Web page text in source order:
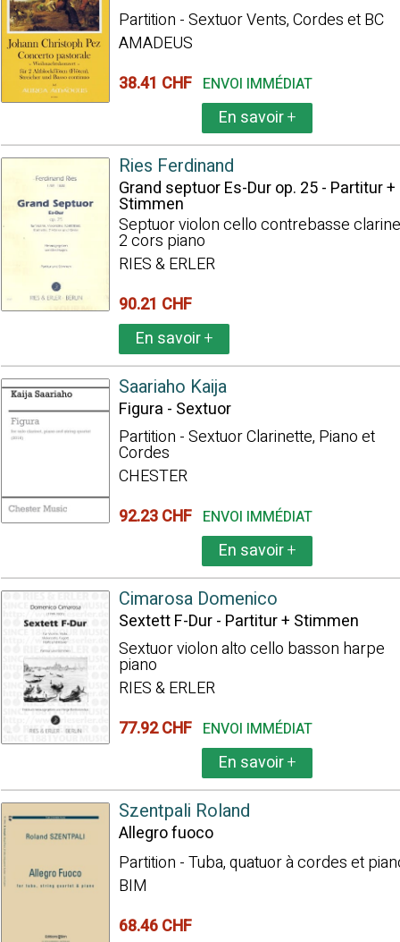
Partition - Sextuor Vents, Cordes et BC
AMADEUS
38.41 CHF ENVOI IMMÉDIAT
En savoir+
Ries Ferdinand
Grand septuor Es-Dur op. 25 - Partitur +
Stimmen
Septuor violon cello contrebasse
2 cors piano
RIES & ERLER
90.21 CHF
En savoir+
Saariaho Kaija
Figura - Sextuor
Partition - Sextuor Clarinette, Piano et
Cordes
CHESTER
92.23 CHF ENVOI IMMÉDIAT
En savoir+
Cimarosa Domenico
Sextett F-Dur - Partitur + Stimmen
Sextuor violon alto cello basson harpe
piano
RIES & ERLER
77.92 CHF ENVOI IMMÉDIAT
En savoir+
Szentpali Roland
Allegro fuoco
Partition - Tuba, quatuor à cordes et
BIM
68.46 CHF